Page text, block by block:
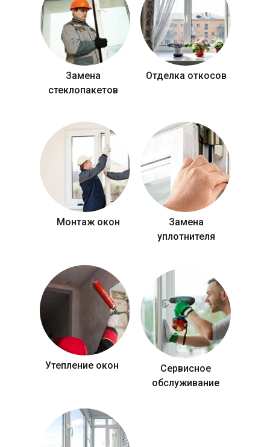
Замена
стеклопакетов
Отделка откосов
Монтаж окон
Замена
уплотнителя
Утепление окон
Сервисное
обслуживание